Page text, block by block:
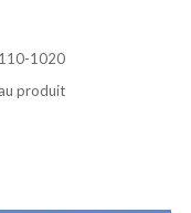
1020
produit